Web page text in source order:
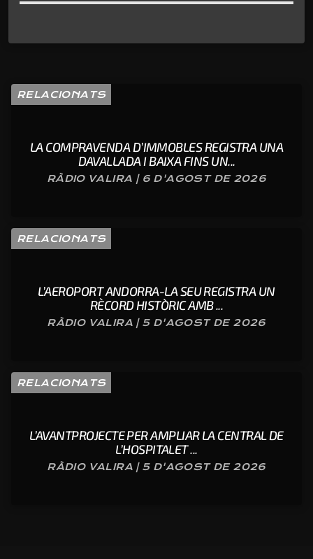
RELACIONATS
LA COMPRAVENDA D’IMMOBLES REGISTRA UNA
DAVALLADA I BAIXA FINS UN...
RÀDIO VALIRA | 6 D'AGOST DE 2026
RELACIONATS
L’AEROPORT ANDORRA-LA SEU REGISTRA UN
RÈCORD HISTÒRIC AMB ...
RÀDIO VALIRA | 5 D'AGOST DE 2026
RELACIONATS
L’AVANTPROJECTE PER AMPLIAR LA CENTRAL DE
L’HOSPITALET ...
RÀDIO VALIRA | 5 D'AGOST DE 2026